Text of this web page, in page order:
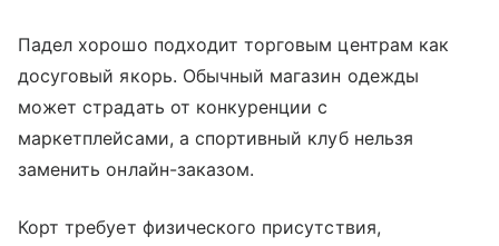
Падел хорошо подходит торговым центрам как
досуговый якорь. Обычный магазин одежды
может страдать от конкуренции с
маркетплейсами, а спортивный клуб нельзя
заменить онлайн-заказом.
Корт требует физического присутствия,